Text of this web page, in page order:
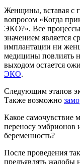
Женщины, вставая с
вопросом «Когда
ЭКО?». Все
значением является
имплантации ни
медицины повлиять
выходом остается
ЭКО.
Следующим этапов
Также возможно
Какое самочувствие
переносу эмбрионов
беременность?
После проведения
предъявлять жалобы